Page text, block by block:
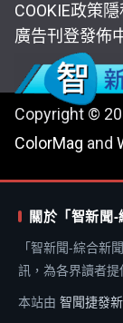
COOKIE政策
廣告刊登發佈
Copyright ©
ColorMag and
關於「智新聞-
「智新聞-綜合新
訊，為各界讀者提
本站由 智聞捷發